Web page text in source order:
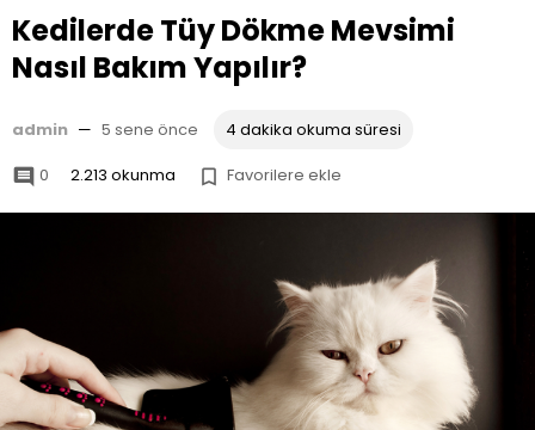
Kedilerde Tüy Dökme Mevsimi
Nasıl Bakım Yapılır?
admin — 5 sene önce 4 dakika okuma süresi
 0 2.213 okunma  Favorilere ekle